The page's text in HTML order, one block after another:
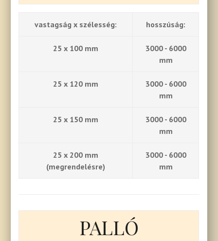
vastagság x szélesség: hosszúság:
25 x 100 mm
3000 - 6000
mm
25 x 120 mm
3000 - 6000
mm
25 x 150 mm
3000 - 6000
mm
25 x 200 mm
(megrendelésre)
3000 - 6000
mm
PALLÓ